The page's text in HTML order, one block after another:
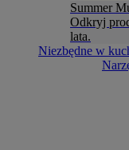
Summer
Odkryj
lata.
Niezbędne w